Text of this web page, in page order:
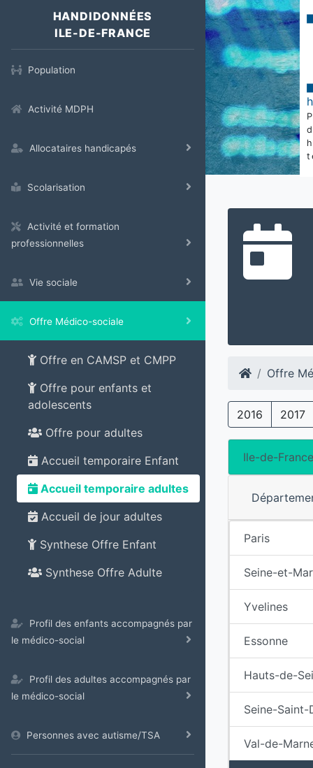
HANDIDONNÉES
ILE-DE-FRANCE
Population
Activité MDPH
Allocataires handicapés
Scolarisation
Activité et formation
professionnelles
Vie sociale
Offre Médico-sociale
Offre en CAMSP et CMPP
Offre pour enfants et
adolescents
Offre pour adultes
Accueil temporaire Enfant
Accueil temporaire adultes
Accueil de jour adultes
Synthese Offre Enfant
Synthese Offre Adulte
Profil des enfants accompagnés par
le médico-social
Profil des adultes accompagnés par
le médico-social
Personnes avec autisme/TSA
Offre
2016 2017
Ile-de-France
Paris
Seine-et-
Yvelines
Essonne
Hauts-de-
Seine-Saint-
Val-de-